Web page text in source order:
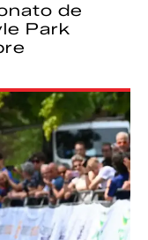
de
Park